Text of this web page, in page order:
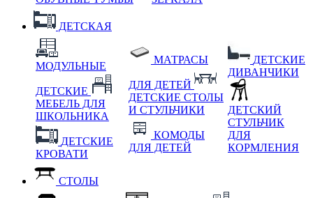
ДЕТСКАЯ
МОДУЛЬНЫЕ
ДЕТСКИЕ
МЕБЕЛЬ ДЛЯ
ШКОЛЬНИКА
ДЕТСКИЕ
КРОВАТИ
МАТРАСЫ
ДЛЯ ДЕТЕЙ
ДЕТСКИЕ СТОЛЫ
И СТУЛЬЧИКИ
КОМОДЫ
ДЛЯ ДЕТЕЙ
ДЕТСКИЕ
ДИВАНЧИКИ
ДЕТСКИЙ
СТУЛЬЧИК
ДЛЯ
КОРМЛЕНИЯ
СТОЛЫ